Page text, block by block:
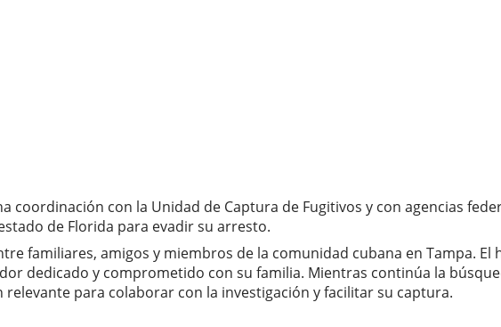
coordinación con la Unidad de Captura de Fugitivos y con agencias
de Florida para evadir su arresto.
familiares, amigos y miembros de la comunidad cubana en Tampa.
dedicado y comprometido con su familia. Mientras continúa la
para colaborar con la investigación y facilitar su captura.